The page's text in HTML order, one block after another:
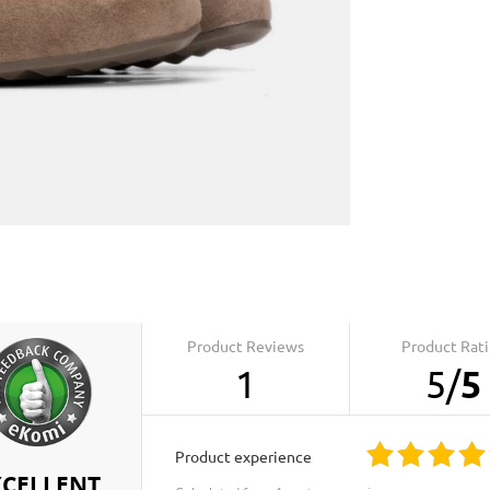
Product Reviews
1
Product
5/5
product experience